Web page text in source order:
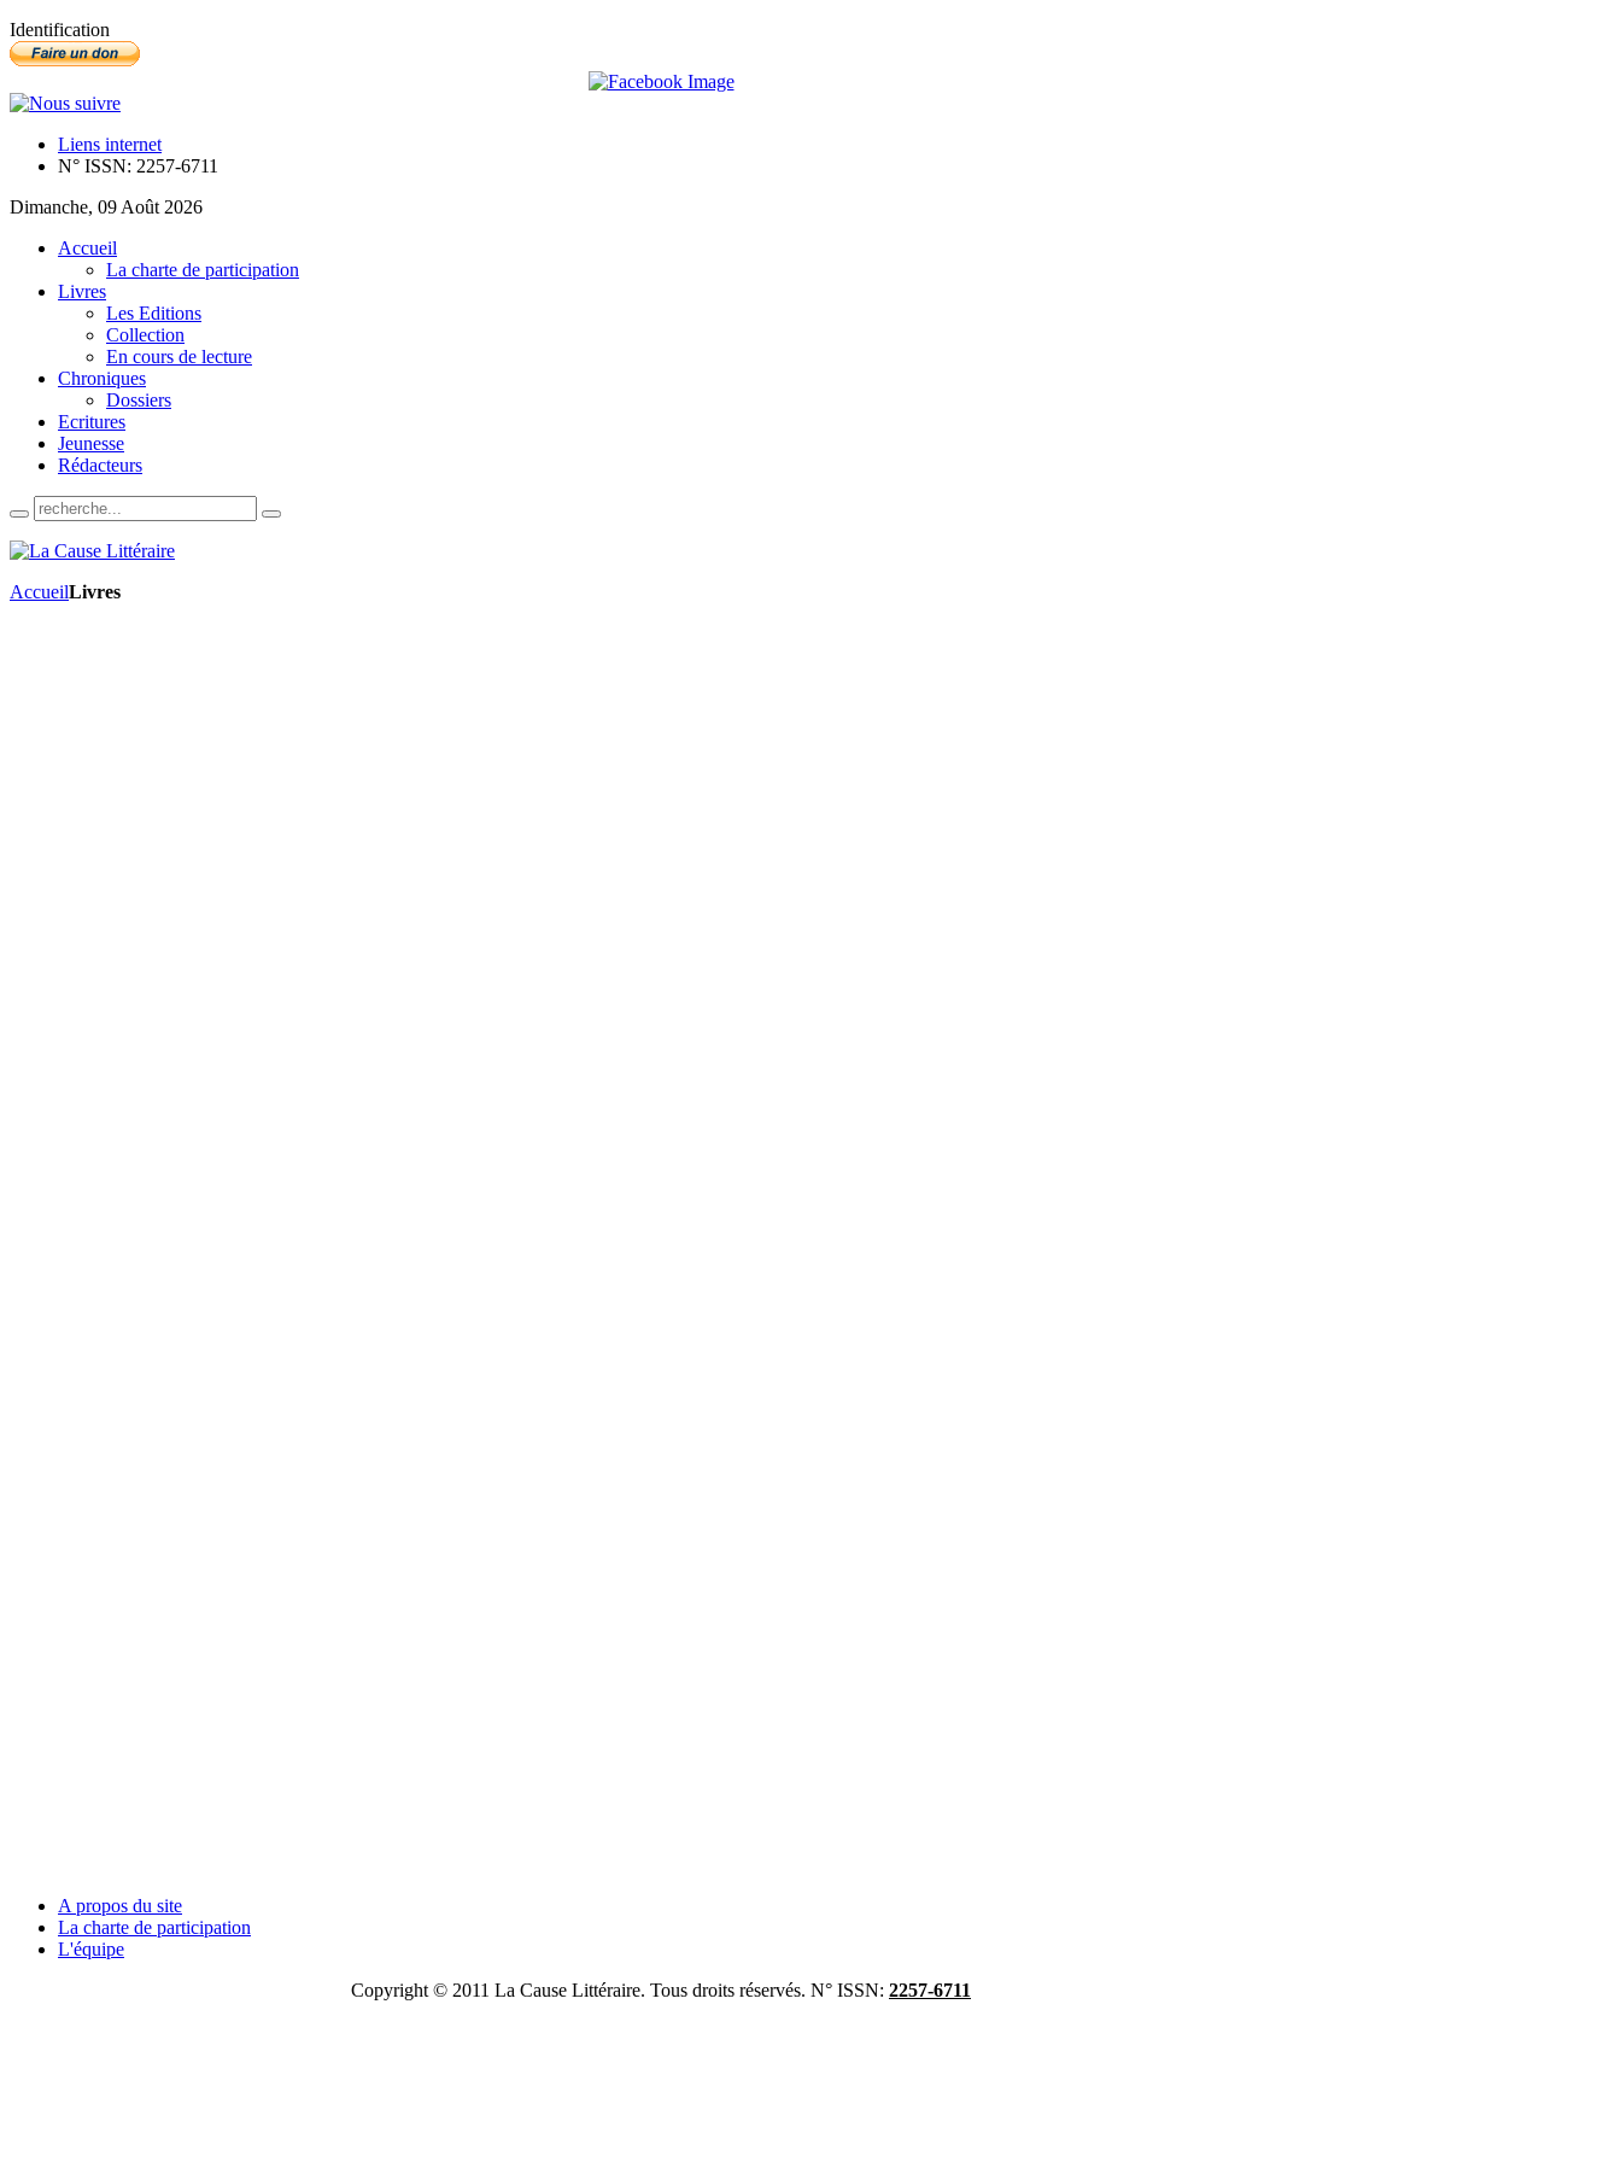
Identification
Liens internet
N° ISSN: 2257-6711
Dimanche, 09 Août 2026
Accueil
La charte de participation
Livres
Les Editions
Collection
En cours de lecture
Chroniques
Dossiers
Ecritures
Jeunesse
Rédacteurs
AccueilLivres
A propos du site
La charte de participation
L'équipe
Copyright © 2011 La Cause Littéraire. Tous droits réservés. N° ISSN: 2257-6711